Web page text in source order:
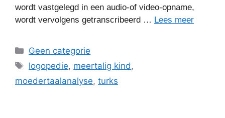
wordt vastgelegd in een audio-of video-opname,
wordt vervolgens getranscribeerd … Lees meer
Categorieën
Geen categorie
Tags
logopedie, meertalig kind ,
moedertaalanalyse, turks